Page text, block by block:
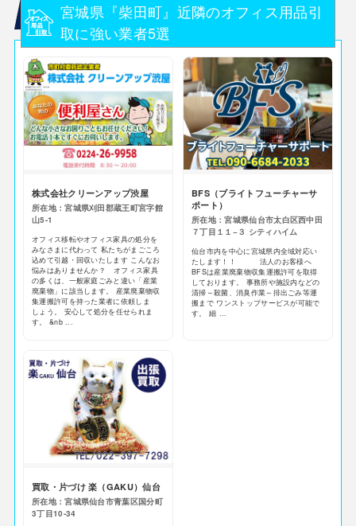
宮城県『柴田町』近隣のオフィス用品引
取に強い業者5選
株式会社クリーンアップ渋屋
所在地：宮城県刈田郡蔵王町宮字館
山5-1
オフィス移転やオフィス家具の処分を
みなさまに代わって 私たちがまごころ
込めて引越・回収いたします こんなお
悩みはありませんか？ オフィス家具
の多くは、一般家庭ごみと違い「産業
廃棄物」に該当します。 産業廃棄物収
集運搬許可を持った業者に依頼しま
しょう。 安心して処分を任せられま
す。 &nb ...
BFS（ブライトフューチャーサ
ポート）
所在地：宮城県仙台市太白区西中田
７丁目１１−３ シティハイム
仙台市内を中心に宮城県内全域対応い
たします！！ 法人のお客様へ
BFSは産業廃棄物収集運搬許可を取得
しております。 事務所や施設内などの
清掃～殺菌、消臭作業～排出ごみ等運
搬まで ワンストップサービスが可能で
す。 細 ...
買取・片づけ 楽（GAKU）仙台
所在地：宮城県仙台市青葉区国分町
3丁目10-34